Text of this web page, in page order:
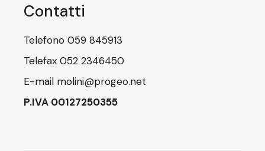
Contatti
Telefono059 845913
Telefax052 2346450
E-mail molini@progeo.net
P.IVA 00127250355